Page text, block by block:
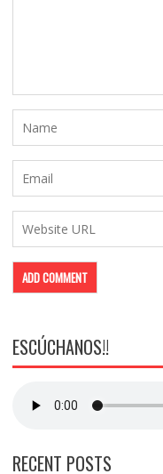
ESCÚCHANOS!!
RECENT POSTS